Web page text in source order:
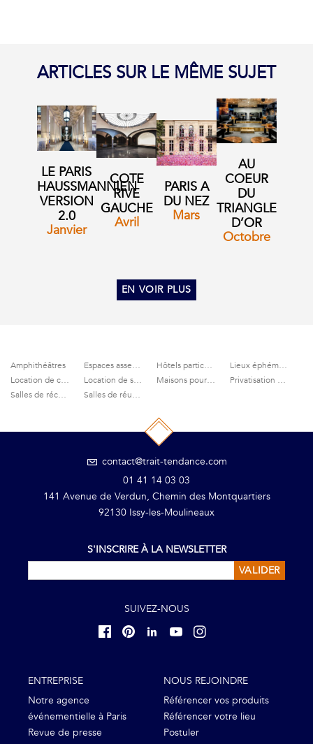
ARTICLES SUR LE MÊME SUJET
LE PARIS
HAUSSMANNIEN
VERSION
2.0
Janvier
COTE
RIVE
GAUCHE
Avril
PARIS A
DU NEZ
Mars
AU
COEUR
DU
TRIANGLE
D’OR
Octobre
EN VOIR PLUS
Amphithéâtres Espaces assemblées générales Hôtels particuliers
Lieux éphémères
Location de cinémas
Location de salles à Paris Maisons pour soirées privées
Privatisation de terrasses
Salles de réception
Salles de réunion
contact@trait-tendance.com
01 41 14 03 03
141 Avenue de Verdun, Chemin des Montquartiers
92130 Issy-les-Moulineaux
S'INSCRIRE À LA NEWSLETTER
VALIDER
SUIVEZ-NOUS
ENTREPRISE
Notre agence
événementielle à Paris
Revue de presse
NOUS REJOINDRE
Référencer vos produits
Référencer votre lieu
Postuler